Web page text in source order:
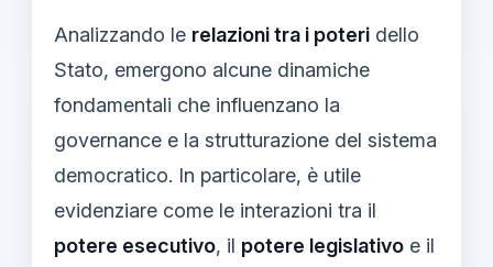
Analizzando le relazioni tra i poteri dello
Stato, emergono alcune dinamiche
fondamentali che influenzano la
governance e la strutturazione del sistema
democratico. In particolare, è utile
evidenziare come le interazioni tra il
potere esecutivo, il potere legislativo e il